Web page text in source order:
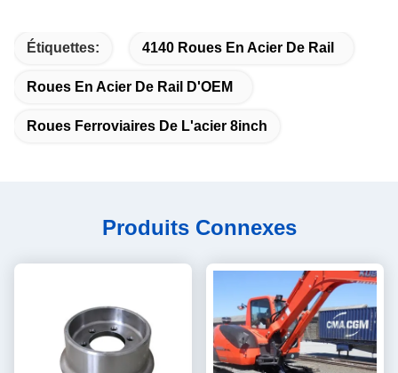
Étiquettes: 4140 Roues En Acier De Rail
Roues En Acier De Rail D'OEM
Roues Ferroviaires De L'acier 8inch
Produits Connexes